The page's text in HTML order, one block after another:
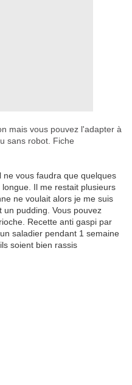
mais vous pouvez l'adapter à
sans robot. Fiche
ne vous faudra que quelques
Il me restait plusieurs
ne voulait alors je me suis
un pudding. Vous pouvez
Recette anti gaspi par
saladier pendant 1 semaine
soient bien rassis